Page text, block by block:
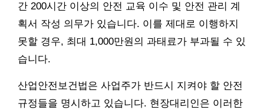
간 200시간 이상의 안전 교육 이수 및 안전 관리 계
획서 작성 의무가 있습니다. 이를 제대로 이행하지
못할 경우, 최대 1,000만원의 과태료가 부과될 수 있
습니다.
산업안전보건법은 사업주가 반드시 지켜야 할 안전
규정들을 명시하고 있습니다. 현장대리인은 이러한